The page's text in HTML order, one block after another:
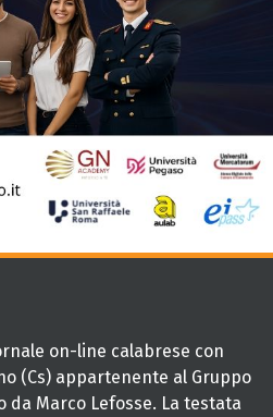
on-line calabrese con
(Cs) appartenente al Gruppo
da Marco Lefosse. La testata